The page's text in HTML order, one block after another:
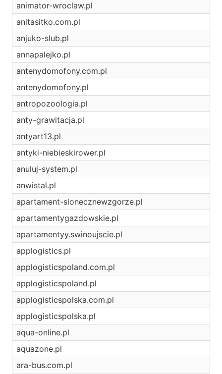
animator-wroclaw.pl
anitasitko.com.pl
anjuko-slub.pl
annapalejko.pl
antenydomofony.com.pl
antenydomofony.pl
antropozoologia.pl
anty-grawitacja.pl
antyart13.pl
antyki-niebieskirower.pl
anuluj-system.pl
anwistal.pl
apartament-slonecznewzgorze.pl
apartamentygazdowskie.pl
apartamentyy.swinoujscie.pl
applogistics.pl
applogisticspoland.com.pl
applogisticspoland.pl
applogisticspolska.com.pl
applogisticspolska.pl
aqua-online.pl
aquazone.pl
ara-bus.com.pl